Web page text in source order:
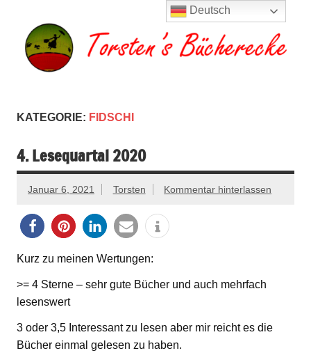
springen
KATEGORIE: FIDSCHI
4. Lesequartal 2020
Januar 6, 2021 Torsten Kommentar hinterlassen
Kurz zu meinen Wertungen:
>= 4 Sterne – sehr gute Bücher und auch mehrfach
lesenswert
3 oder 3,5 Interessant zu lesen aber mir reicht es die
Bücher einmal gelesen zu haben.
Deutsch